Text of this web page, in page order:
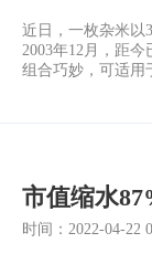
近日，一枚杂米以
2003年12月，距今
组合巧妙，可适用
市值缩水
时间：2022-04-22